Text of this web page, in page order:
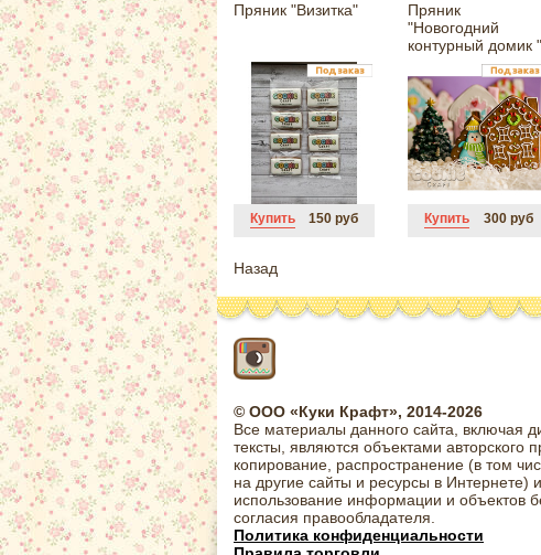
Пряник "Визитка"
Купить 150 руб
Пряник
"Новогодний
контурный домик "
Купить 300 руб
Назад
© ООО «Куки Крафт», 2014-2026
Все материалы данного сайта, включая
тексты, являются объектами авторского
копирование, распространение (в том
на другие сайты и ресурсы в Интернете)
использование информации и объектов
согласия правообладателя.
Политика конфиденциальности